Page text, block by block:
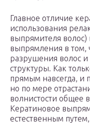
Главное отличие
использования
выпрямителя
выпрямления в том,
разрушения волос
структуры. Как
прямым навсегда, и
но по мере
волнистости общее
Кератиновое
естественным